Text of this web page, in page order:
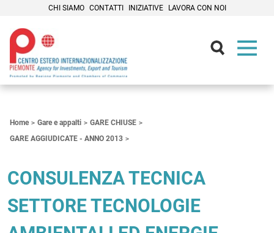
CHI SIAMO CONTATTI INIZIATIVE LAVORA CON NOI
Home Gare e appalti
GARE CHIUSE
GARE AGGIUDICATE - ANNO 2013
CONSULENZA TECNICA
SETTORE TECNOLOGIE